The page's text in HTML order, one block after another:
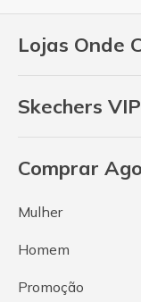
Lojas Onde
Skechers
Comprar
Mulher
Homem
Promoção